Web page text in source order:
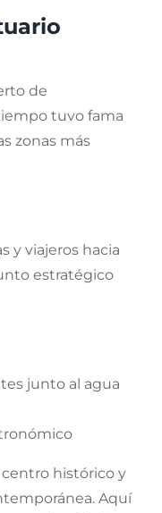
de
tuvo fama
zonas más
y viajeros hacia
estratégico
junto al agua
centro histórico y
Aquí